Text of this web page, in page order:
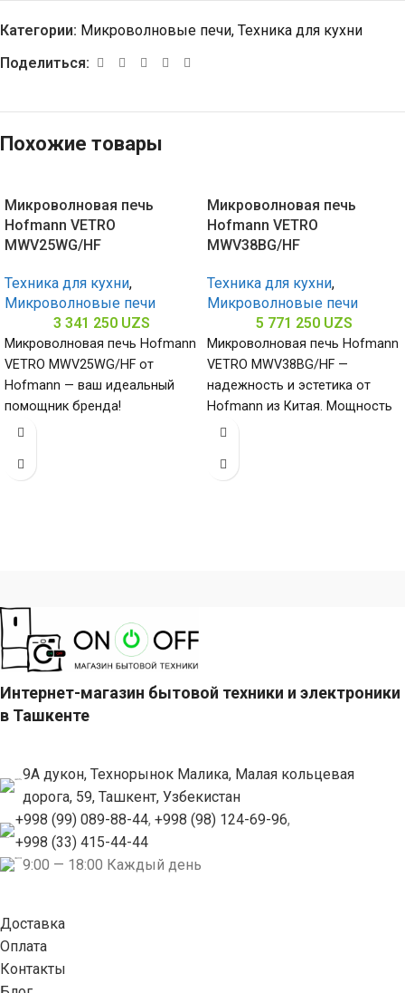
Категории: Микроволновые печи, Техника для кухни
Поделиться:
Похожие товары
Микроволновая печь
Hofmann VETRO
MWV25WG/HF
Техника для кухни,
Микроволновые печи
3 341 250 UZS
Микроволновая печь Hofmann
VETRO MWV25WG/HF от
Hofmann — ваш идеальный
помощник бренда!
Потребляемая мощность
литров
Микроволновая печь
Hofmann VETRO
MWV38BG/HF
Техника для кухни,
Микроволновые печи
5 771 250 UZS
Микроволновая печь Hofmann
VETRO MWV38BG/HF —
надежность и эстетика от
Hofmann из Китая. Мощность
1000 Вт и нержавеющая сталь
Интернет-магазин бытовой техники и электроники
в Ташкенте
9А дукон, Технорынок Малика, Малая кольцевая
дорога, 59, Ташкент, Узбекистан
+998 (99) 089-88-44, +998 (98) 124-69-96,
+998 (33) 415-44-44
9:00 — 18:00 Каждый день
Доставка
Оплата
Контакты